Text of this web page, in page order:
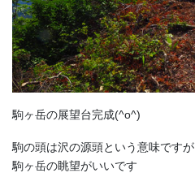
駒ヶ岳の展望台完成(^o^)
駒の頭は沢の源頭という意味ですが
駒ヶ岳の眺望がいいです